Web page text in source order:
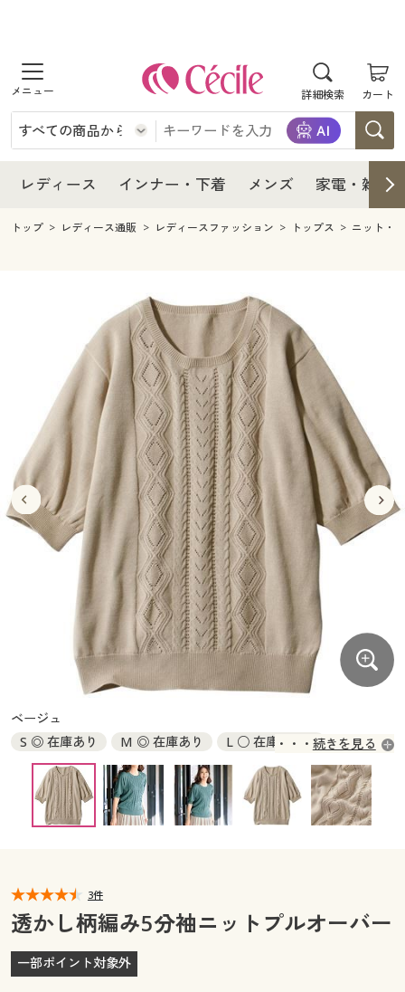
詳細検索 カート
商品を探す
レディース
レディースファッション
インナー・下着
インナー・下着通販すべて
ジュニア・ティーンズ下着
メンズ
メンズファッション
メンズ下着
家電・雑貨すべて
キッチン・雑貨・日用品
寝具・インテリア・家具
寝具・インテリア・家具通販すべて
家具・収納
寝具・ベッド
カーテン・ラグ・ファブリック
美容・健康
美容・健康通販すべて
美容・健康・サプリメント
制服・スクール
制服・スクールすべて
制服・学生服
ジュニア・ティーンズ下着
大きいサイズ
大きいサイズ通販すべて
大きいサイズ レディース服
大きいサイズ レディース下着
大きいサイズ メンズ
大きいサイズ 事務・制服
バーゲン
バーゲンセール
シークレットセール
詳細検索
商品カテゴリ一覧
カタログ
カタログ・チラシからのご注文
デジタルカタログ
カタログ無料プレゼント
マイページ
閲覧履歴
レディース インナー・下着 メンズ 家電・雑貨
レディース
レディース通販すべて
レディースファッション
インナー・下着
インナー・下着通販すべて
ジュニア・ティーンズ下着
メンズ
キッチン・雑貨・日用品
寝具・インテリア・家具通販すべて
家具・収納
寝具・ベッド
カーテン・ラグ・ファブリック
美容・健康通販すべて
美容・健康・サプリメント
制服・スクール
制服・スクールすべて
制服・学生服
ジュニア・ティーンズ下着
大きいサイズ
大きいサイズ通販すべて
大きいサイズ レディース服
大きいサイズ レディース下着
大きいサイズ メンズ
大きいサイズ 事務・制服
バーゲン
バーゲンセール
シークレットセール
詳細検索
商品カテゴリ一覧
カタログ
カタログ・チラシからのご注文
カタログ無料プレゼント
会員メニュー
閲覧履歴
トップ レディース通販 レディースファッション トップス ニット・
ベージュ
S ◎ 在庫あり
M ◎ 在庫あり
L ○ 在庫わずか
LL × 完売
3L × 完売
続きを見る
3件
透かし柄編み5分袖ニットプルオーバー
一部ポイント対象外